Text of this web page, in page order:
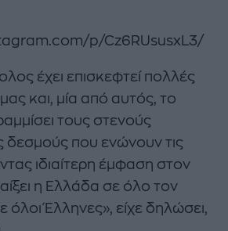
p/Cz6RUsusxL3/
έχει επισκεφτεί πολλές
και, μία από αυτός, το
τους στενούς
δεσμούς που ενώνουν τις
ιδιαίτερη έμφαση στον
η Ελλάδα σε όλο τον
όλοι Έλληνες», είχε δηλώσει,